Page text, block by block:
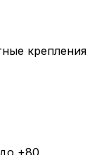
крепления
+80